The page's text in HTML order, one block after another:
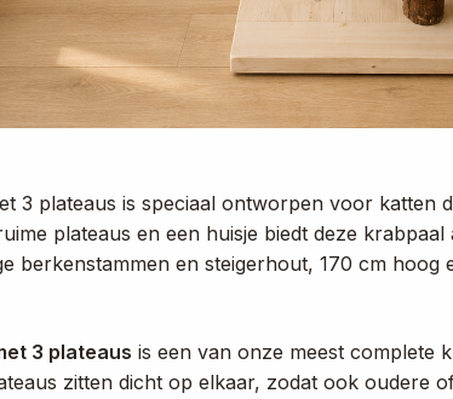
3 plateaus is speciaal ontworpen voor katten
plateaus en een huisje biedt deze krabpaal
berkenstammen en steigerhout, 170 cm
3 plateaus is een van onze meest complete
zitten dicht op elkaar, zodat ook oudere